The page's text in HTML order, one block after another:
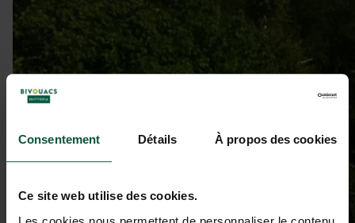
Consentement Détails À propos des cookies
Ce site web utilise des cookies.